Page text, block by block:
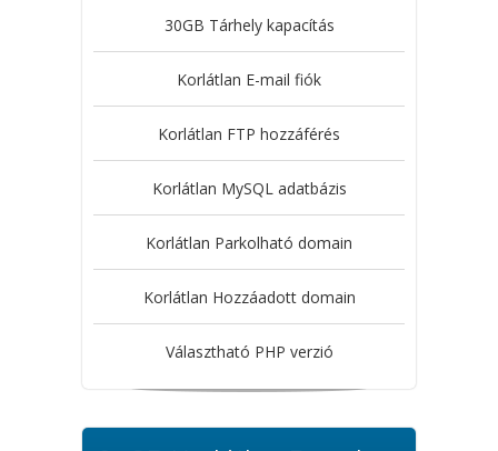
30GB Tárhely kapacítás
Korlátlan E-mail fiók
Korlátlan FTP hozzáférés
Korlátlan MySQL adatbázis
Korlátlan Parkolható domain
Korlátlan Hozzáadott domain
Választható PHP verzió